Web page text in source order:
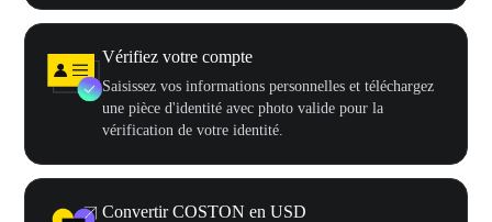
Vérifiez votre compte
Saisissez vos informations personnelles et téléchargez
une pièce d'identité avec photo valide pour la
vérification de votre identité.
Convertir COSTON en USD